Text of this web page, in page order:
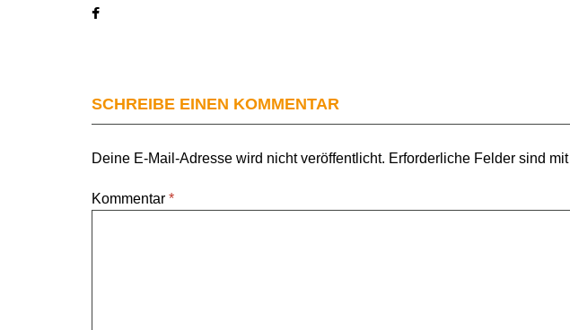
SCHREIBE EINEN KOMMENTAR
Deine E-Mail-Adresse wird nicht veröffentlicht. Erforderliche Felder sind mit
Kommentar *